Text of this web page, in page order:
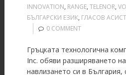
INNOVATION, RANGE, TELENOR,
БЪЛГАРСКИ ЕЗИК, ГЛАСОВ
0 COMMENT
Гръцката технологична
Inc. обяви разширяването
навлизането си в България,